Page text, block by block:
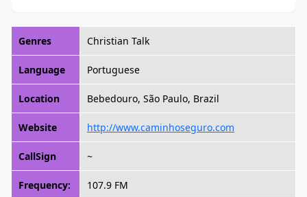
Genres Christian Talk
Language Portuguese
Location Bebedouro, São Paulo, Brazil
Website http://www.caminhoseguro.com
CallSign ~
Frequency: 107.9 FM